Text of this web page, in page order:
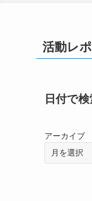
活動レ
日付で
アーカイブ